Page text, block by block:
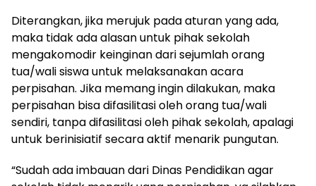
Diterangkan, jika merujuk pada aturan yang ada,
maka tidak ada alasan untuk pihak sekolah
mengakomodir keinginan dari sejumlah orang
tua/wali siswa untuk melaksanakan acara
perpisahan. Jika memang ingin dilakukan, maka
perpisahan bisa difasilitasi oleh orang tua/wali
sendiri, tanpa difasilitasi oleh pihak sekolah, apalagi
untuk berinisiatif secara aktif menarik pungutan.
“Sudah ada imbauan dari Dinas Pendidikan agar